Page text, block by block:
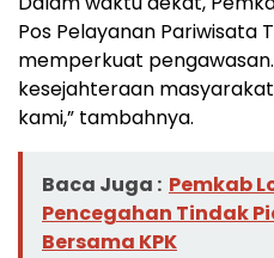
Pos Pelayanan Pariwisata
memperkuat
kesejahteraan
kami,” tambahnya.
Baca Juga : Pemkab
Pencegahan Tindak
Bersama KPK